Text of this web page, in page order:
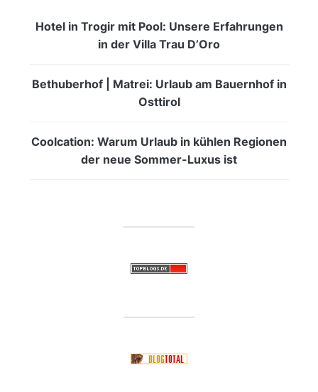
Hotel in Trogir mit Pool: Unsere Erfahrungen
in der Villa Trau D’Oro
Bethuberhof | Matrei: Urlaub am Bauernhof in
Osttirol
Coolcation: Warum Urlaub in kühlen Regionen
der neue Sommer-Luxus ist